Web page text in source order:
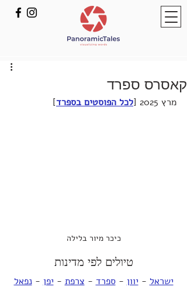
קאסרס ספרד
מרץ 2025 [ לכל הפוסטים בספרד]
כיכר מיור בלילה
טיולים לפי מדינות
ישראל - יוון - ספרד - צרפת - יפן - נפאל